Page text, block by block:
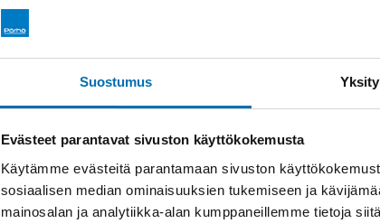
Suostumus
Evästeet parantavat sivuston käyttökokemusta
Käytämme evästeitä parantamaan sivuston
sosiaalisen median ominaisuuksien tukemiseen ja
mainosalan ja analytiikka-alan kumppaneillemme tietoja